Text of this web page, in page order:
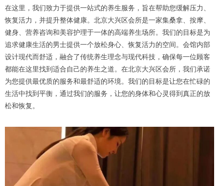
在这里，我们致力于提供一站式的养生服务，旨在帮助您缓解压力、
恢复活力，并提升整体健康。北京大兴区会所是一家集桑拿、按摩、
健身、营养咨询和美容护理于一体的高端养生场所。我们的目标是为
追求健康生活的男士提供一个放松身心、恢复活力的空间。会馆内部
设计现代而舒适，融合了传统养生理念与现代科技，确保每一位顾客
都能在这里找到适合自己的养生之道。在北京大兴区会所，我们承诺
为您提供最优质的服务和最舒适的环境。我们的目标是让您在忙碌的
生活中找到平衡，通过我们的服务，让您的身体和心灵得到真正的放
松和恢复。